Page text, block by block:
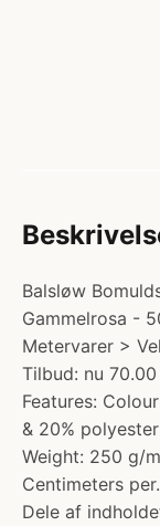
Balsløw
Gammelrosa -
Metervarer >
Tilbud: nu
Features:
& 20%
Weight: 250 g/
Centimeters
Dele af